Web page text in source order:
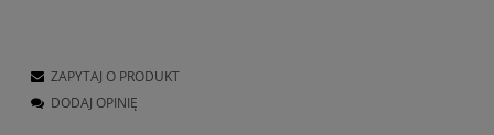
ZAPYTAJ O PRODUKT
DODAJ OPINIĘ